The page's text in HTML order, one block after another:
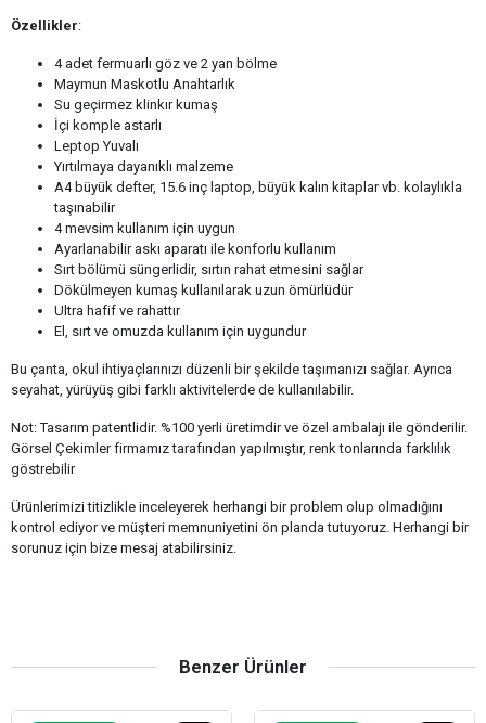
Özellikler:
4 adet fermuarlı göz ve 2 yan bölme
Maymun Maskotlu Anahtarlık
Su geçirmez klinkır kumaş
İçi komple astarlı
Leptop Yuvalı
Yırtılmaya dayanıklı malzeme
A4 büyük defter, 15.6 inç laptop, büyük kalın kitaplar vb. kolaylıkla
taşınabilir
4 mevsim kullanım için uygun
Ayarlanabilir askı aparatı ile konforlu kullanım
Sırt bölümü süngerlidir, sırtın rahat etmesini sağlar
Dökülmeyen kumaş kullanılarak uzun ömürlüdür
Ultra hafif ve rahattır
El, sırt ve omuzda kullanım için uygundur
Bu çanta, okul ihtiyaçlarınızı düzenli bir şekilde taşımanızı sağlar. Ayrıca
seyahat, yürüyüş gibi farklı aktivitelerde de kullanılabilir.
Not: Tasarım patentlidir. %100 yerli üretimdir ve özel ambalajı ile gönderilir.
Görsel Çekimler firmamız tarafından yapılmıştır, renk tonlarında farklılık
göstrebilir
Ürünlerimizi titizlikle inceleyerek herhangi bir problem olup olmadığını
kontrol ediyor ve müşteri memnuniyetini ön planda tutuyoruz. Herhangi bir
sorunuz için bize mesaj atabilirsiniz.
Benzer Ürünler